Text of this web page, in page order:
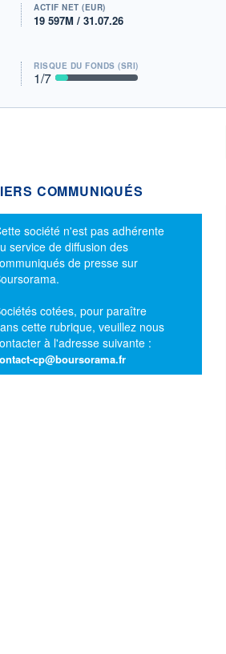
ACTIF NET (EUR)
19 597M / 31.07.26
RISQUE DU FONDS (SRI)
1/7
COMMUNIQUÉS
d'information
société n'est pas adhérente
service de diffusion des
de presse sur
cotées, pour paraître
cette rubrique, veuillez nous
à l'adresse suivante :
cp@boursorama.fr